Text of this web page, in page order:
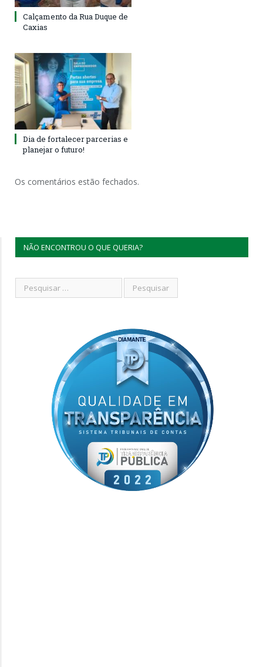
Calçamento da Rua Duque de
Caxias
Dia de fortalecer parcerias e
planejar o futuro!
Os comentários estão fechados.
NÃO ENCONTROU O QUE QUERIA?